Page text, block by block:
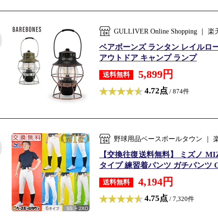
GULLIVER Online Shopping ｜
ベアボーンズ ランタン レイルロ
アウトドア キャンプ ランプ
送料無料 5,899円
4.72点 / 874件
野球用品ベースボールタウン ｜
【交換往復送料無料】 ミズノ
タイプ 練習着パンツ ガチパンツ
送料無料 4,194円
4.75点 / 7,320件